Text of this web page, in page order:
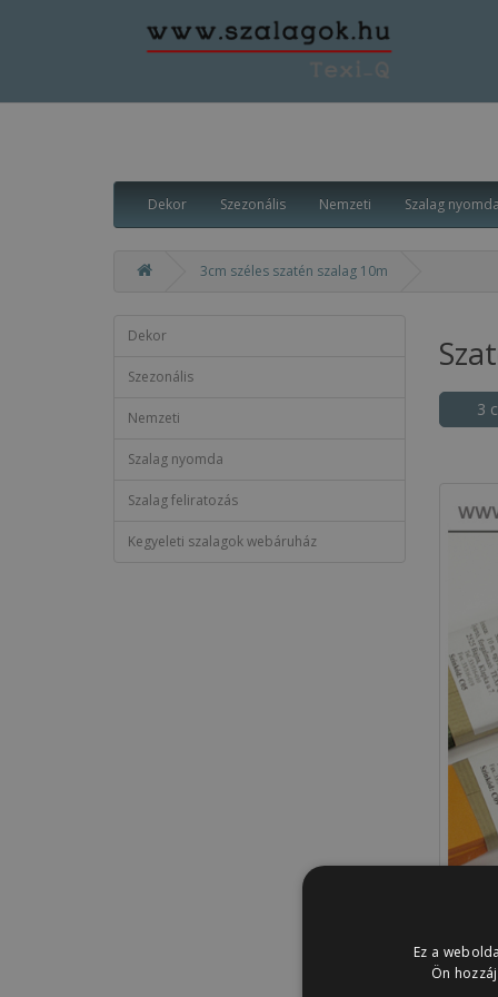
Dekor Szezonális Nemzeti Szalag nyomda
3cm széles szatén szalag 10m
Dekor
Szezonális
Nemzeti
Szalag nyomda
Szalag feliratozás
Kegyeleti szalagok webáruház
3
Leírás
Ez a
Ön